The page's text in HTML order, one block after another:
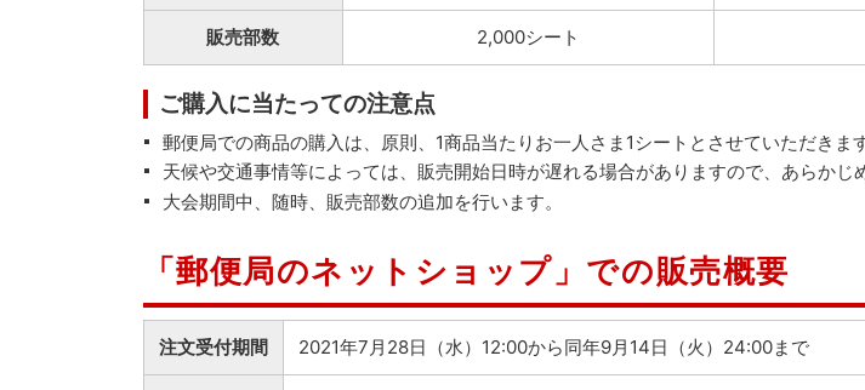
販売部数 2,000シート
ご購入に当たっての注意点
郵便局での商品の購入は、原則、1商品当たりお一人さま1シートとさせていただきます
天候や交通事情等によっては、販売開始日時が遅れる場合がありますので、あらかじ
大会期間中、随時、販売部数の追加を行います。
「郵便局のネットショップ」での販売概要
注文受付期間 2021年7月28日（水）12:00から同年9月14日（火）24:00まで